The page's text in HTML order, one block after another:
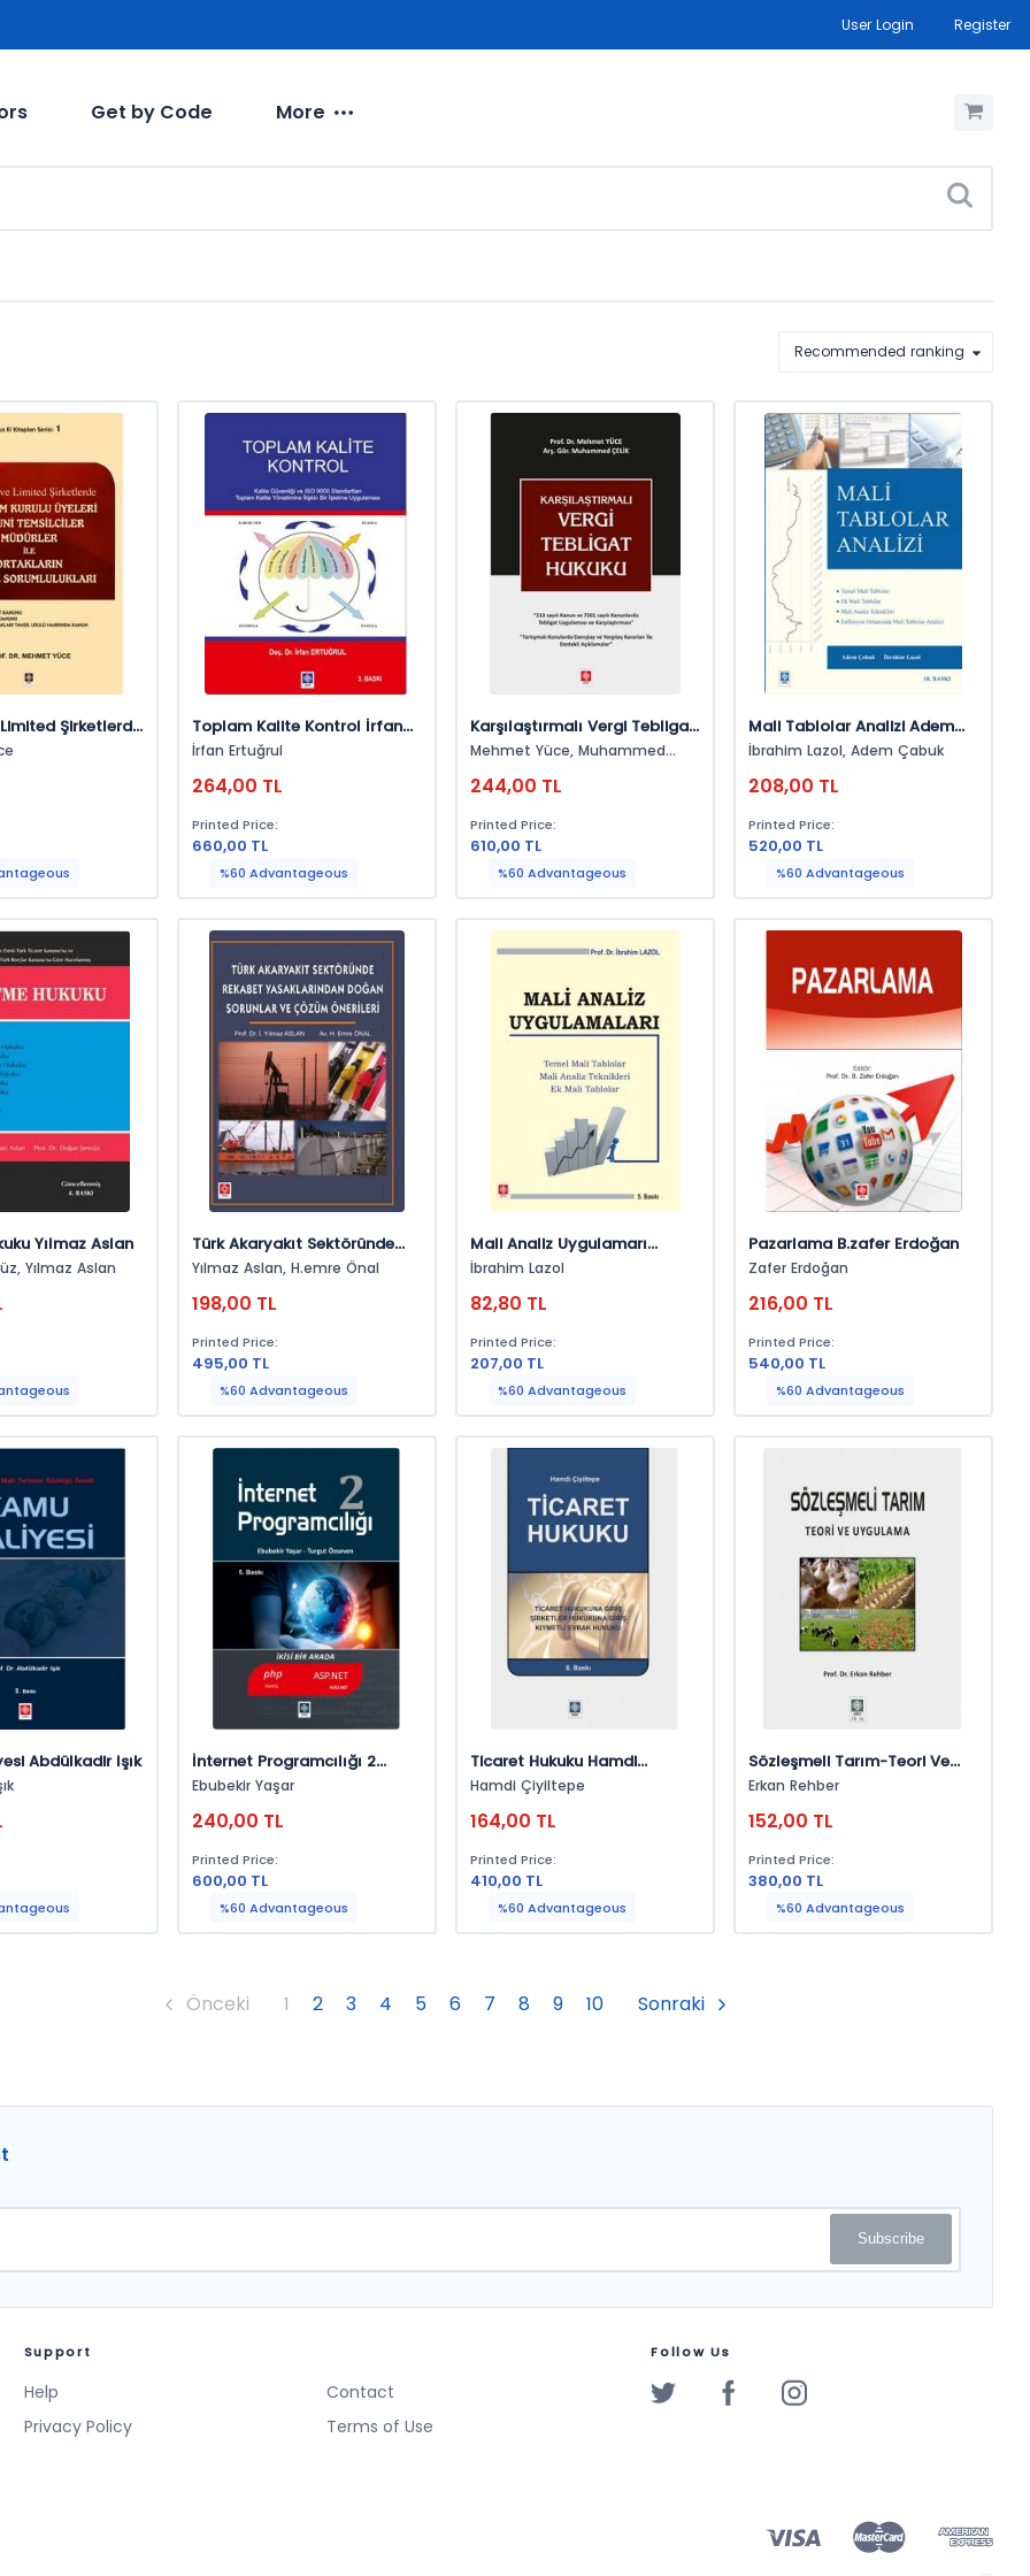
User Login Register
Get by Code More
Recommended ranking
Şirketlerde
Üyeleri Kanuni
Ve
Toplam Kalite Kontrol İrfan
Ertuğrul
İrfan Ertuğrul
264,00 TL
Printed Price:
660,00 TL
%60 Advantageous
Karşılaştırmalı Vergi Tebligat
Hukuku Mehmet Yüce
Mehmet Yüce, Muhammed
244,00 TL
Printed Price:
610,00 TL
%60 Advantageous
Mali Tablolar Analizi Adem
Çabuk
İbrahim Lazol, Adem Çabuk
208,00 TL
Printed Price:
520,00 TL
%60 Advantageous
Yılmaz Aslan
Doğan Şenyüz, Yılmaz Aslan
Türk Akaryakıt Sektöründe
Rekabet Yasaklarından
Önerileri Yılmaz Aslan
Yılmaz Aslan, H.emre Önal
198,00 TL
Printed Price:
495,00 TL
%60 Advantageous
Mali Analiz Uygulamarı
İbrahim Lazol
İbrahim Lazol
82,80 TL
Printed Price:
207,00 TL
%60 Advantageous
Pazarlama B.zafer Erdoğan
Zafer Erdoğan
216,00 TL
Printed Price:
540,00 TL
%60 Advantageous
Abdülkadir Işık
İnternet Programcılığı 2
Ebubekir Yaşar
Ebubekir Yaşar
240,00 TL
Printed Price:
600,00 TL
%60 Advantageous
Ticaret Hukuku Hamdi
Çiyiltepe
Hamdi Çiyiltepe
164,00 TL
Printed Price:
410,00 TL
%60 Advantageous
Sözleşmeli Tarım-Teori Ve
Uygulama Erkan Rehber
Erkan Rehber
152,00 TL
Printed Price:
380,00 TL
%60 Advantageous
Önceki 1 2 3 4 5 6 7 8 9 10 Sonraki
Subscribe
Support
Help
Contact
Privacy Policy
Terms of Use
Follow Us